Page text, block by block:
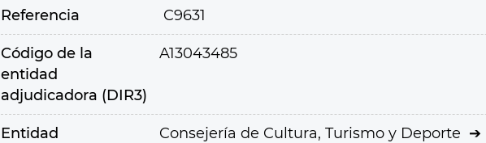
Referencia C9631
Código de la
entidad
adjudicadora (DIR3)
A13043485
Entidad
Consejería de Cultura, Turismo y Deporte